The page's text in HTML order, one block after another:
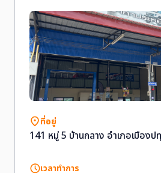
ที่อยู่
141 หมู่ 5 บ้านกลาง อำเภอเมือง
เวลาทำการ